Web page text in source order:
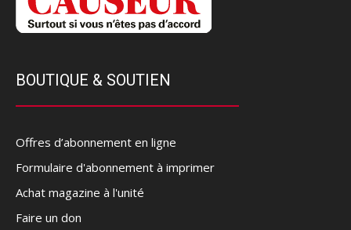
BOUTIQUE & SOUTIEN
Offres d’abonnement en ligne
Formulaire d'abonnement à imprimer
Achat magazine à l'unité
Faire un don